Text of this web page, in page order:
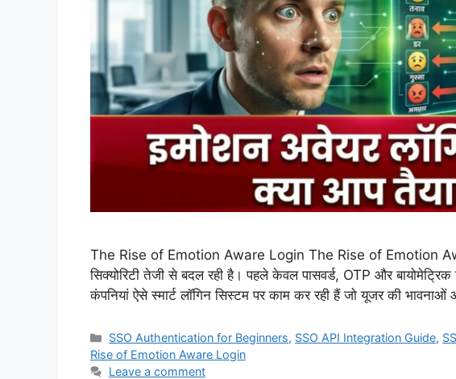
The Rise of Emotion Aware Login The Rise of Emotion
सिक्योरिटी तेजी से बदल रही है। पहले केवल पासवर्ड, OTP और
कंपनियां ऐसे स्मार्ट लॉगिन सिस्टम पर काम कर रही हैं जो यूजर की भावनाओं
Categories
SSO Authentication for Beginners, SSO API Integration Guide,
Rise of Emotion Aware Login
Leave a comment